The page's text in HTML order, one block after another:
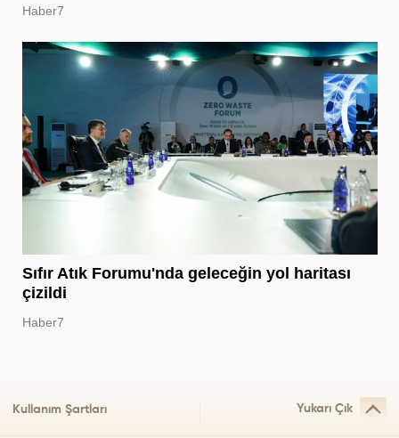
Haber7
Sıfır Atık Forumu'nda geleceğin yol haritası
çizildi
Haber7
Kullanım Şartları Yukarı Çık